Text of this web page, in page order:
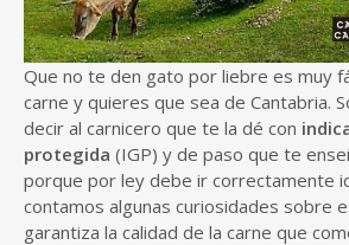
Que no te den gato por liebre es muy
carne y quieres que sea de Cantabria.
decir al carnicero que te la dé con
protegida (IGP) y de paso que te
porque por ley debe ir correctamente
contamos algunas curiosidades sobre
garantiza la calidad de la carne que